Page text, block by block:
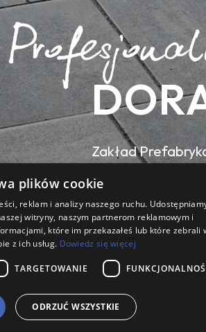
Zakład
ul. Wilsona 32, 44-
plików cookie
reklam i analizy naszego ruchu.
witryny, naszym partnerom reklamowym i
które im przekazałeś lub które zebrali
z ich usług. Dowiedz się więcej
TARGETOWANIE
ODRZUĆ WSZYSTKIE